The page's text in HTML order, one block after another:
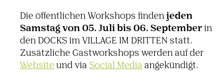
Die öffent­li­chen Work­shops findenjeden
Samstag von 05. Juli bis 06. Septemberin
den DOCKS im VILLAGE IM DRITTEN statt.
Zusätz­liche Gast­work­shops werden auf der
Website und via Social Media ange­kün­digt.